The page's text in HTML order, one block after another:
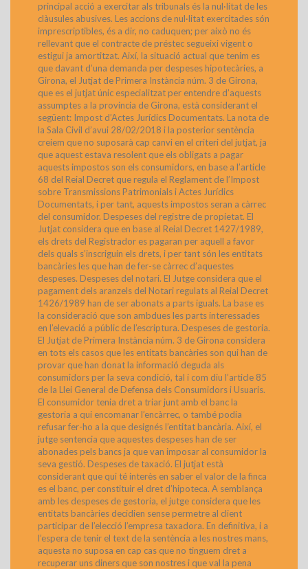
principal acció a exercitar als tribunals és la nul·litat de les
clàusules abusives. Les accions de nul·litat exercitades són
imprescriptibles, és a dir, no caduquen; per això no és
rellevant que el contracte de préstec segueixi vigent o
estigui ja amortitzat. Així, la situació actual que tenim es
que davant d’una demanda per despeses hipotecàries, a
Girona, el Jutjat de Primera Instància núm. 3 de Girona,
que es el jutjat únic especialitzat per entendre d’aquests
assumptes a la provincia de Girona, està considerant el
següent: Impost d’Actes Jurídics Documentats. La nota de
la Sala Civil d’avui 28/02/2018 i la posterior sentència
creiem que no suposarà cap canvi en el criteri del jutjat, ja
que aquest estava resolent que els obligats a pagar
aquests impostos son els consumidors, en base a l’article
68 del Reial Decret que regula el Reglament de l’Impost
sobre Transmissions Patrimonials i Actes Jurídics
Documentats, i per tant, aquests impostos seran a càrrec
del consumidor. Despeses del registre de propietat. El
Jutjat considera que en base al Reial Decret 1427/1989,
els drets del Registrador es pagaran per aquell a favor
dels quals s’inscriguin els drets, i per tant són les entitats
bancàries les que han de fer-se càrrec d’aquestes
despeses. Despeses del notari. El Jutge considera que el
pagament dels aranzels del Notari regulats al Reial Decret
1426/1989 han de ser abonats a parts iguals. La base es
la consideració que son ambdues les parts interessades
en l’elevació a públic de l’escriptura. Despeses de gestoria.
El Jutjat de Primera Instància núm. 3 de Girona considera
en tots els casos que les entitats bancàries son qui han de
provar que han donat la informació deguda als
consumidors per la seva condició, tal i com diu l’article 85
de la Llei General de Defensa dels Consumidors i Usuaris.
El consumidor tenia dret a triar junt amb el banc la
gestoria a qui encomanar l’encàrrec, o també podia
refusar fer-ho a la que designés l’entitat bancària. Així, el
jutge sentencia que aquestes despeses han de ser
abonades pels bancs ja que van imposar al consumidor la
seva gestió. Despeses de taxació. El jutjat està
considerant que qui té interès en saber el valor de la finca
es el banc, per constituir el dret d’hipoteca. A semblança
amb les despeses de gestoria, el jutge considera que les
entitats bancàries decidien sense permetre al client
participar de l’elecció l’empresa taxadora. En definitiva, i a
l’espera de tenir el text de la sentència a les nostres mans,
aquesta no suposa en cap cas que no tinguem dret a
recuperar uns diners que son nostres i que val la pena